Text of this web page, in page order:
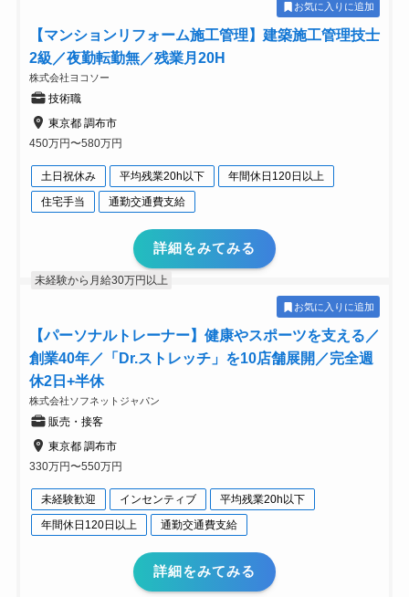
お気に入りに追加
【マンションリフォーム施工管理】建築施工管理技士
2級／夜勤転勤無／残業月20H
株式会社ヨコソー
技術職
東京都 調布市
450万円〜580万円
土日祝休み 平均残業20h以下
年間休日120日以上
住宅手当
通勤交通費支給
詳細をみてみる
未経験から月給30万円以上
お気に入りに追加
【パーソナルトレーナー】健康やスポーツを支える／
創業40年／「Dr.ストレッチ」を10店舗展開／完全週
休2日+半休
株式会社ソフネットジャパン
販売・接客
東京都 調布市
330万円〜550万円
未経験歓迎 インセンティブ
平均残業20h以下
年間休日120日以上
通勤交通費支給
詳細をみてみる